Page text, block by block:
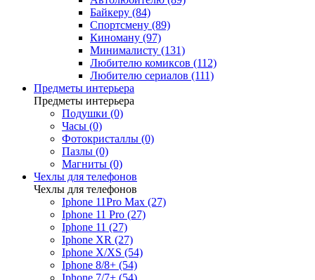
Байкеру (84)
Спортсмену (89)
Киноману (97)
Минималисту (131)
Любителю комиксов (112)
Любителю сериалов (111)
Предметы интерьера
Предметы интерьера
Подушки (0)
Часы (0)
Фотокристаллы (0)
Пазлы (0)
Магниты (0)
Чехлы для телефонов
Чехлы для телефонов
Iphone 11Pro Max (27)
Iphone 11 Pro (27)
Iphone 11 (27)
Iphone XR (27)
Iphone X/XS (54)
Iphone 8/8+ (54)
Iphone 7/7+ (54)